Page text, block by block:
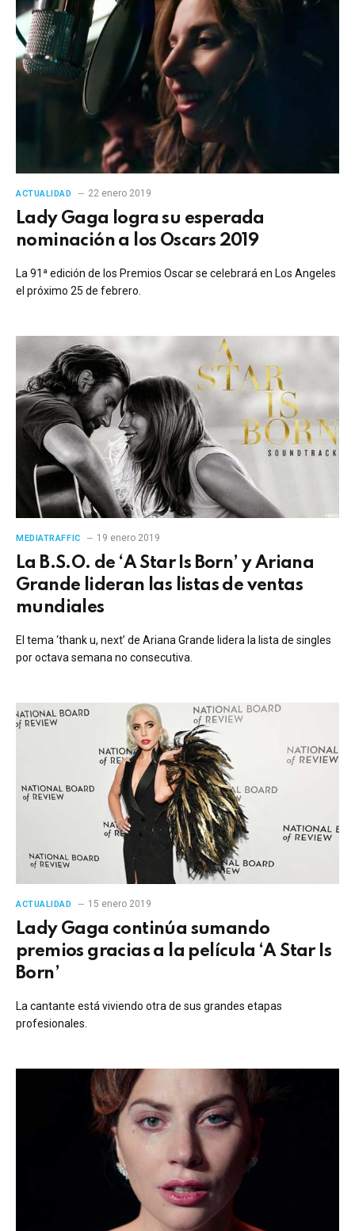
ACTUALIDAD 22 enero 2019
Lady Gaga logra su esperada
nominación a los Oscars 2019
La 91ª edición de los Premios Oscar se celebrará en Los Angeles
el próximo 25 de febrero.
MEDIATRAFFIC 19 enero 2019
La B.S.O. de ‘A Star Is Born’ y Ariana
Grande lideran las listas de ventas
mundiales
El tema ‘thank u, next’ de Ariana Grande lidera la lista de singles
por octava semana no consecutiva.
ACTUALIDAD 15 enero 2019
Lady Gaga continúa sumando
premios gracias a la película ‘A Star Is
Born’
La cantante está viviendo otra de sus grandes etapas
profesionales.